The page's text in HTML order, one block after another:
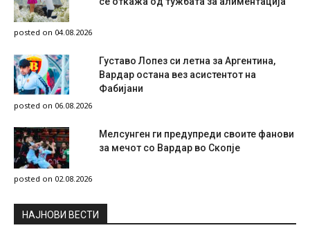
posted on 04.08.2026
Густаво Лопез си летна за Аргентина,
Вардар остана вез асистентот на
Фабијани
posted on 06.08.2026
Мелсунген ги предупреди своите фанови
за мечот со Вардар во Скопје
posted on 02.08.2026
НAЈНОВИ ВЕСТИ